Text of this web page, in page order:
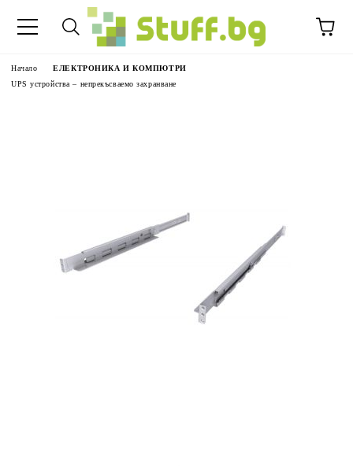
Начало
ЕЛЕКТРОНИКА И КОМПЮТРИ
UPS устройства – непрекъсваемо захранване